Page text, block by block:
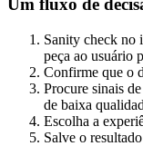
Um fluxo de
Sanity check no
peça ao usuário
Confirme que o
Procure sinais
de baixa
Escolha a
Salve o